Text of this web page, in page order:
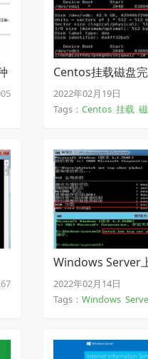
Centos挂载磁盘
分区、格式化、挂
2022年02月19日
Tags： Centos 挂载
Windows Server
2022年02月14日
Tags： Windows